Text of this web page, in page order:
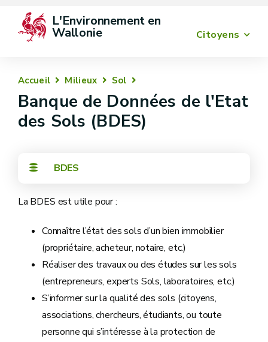
Citoyens
L'Environnement en
Wallonie
Accueil Milieux Sol
Banque de Données de l'Etat
des Sols (BDES)
BDES
La BDES est utile pour :
Connaître l’état des sols d’un bien immobilier
(propriétaire, acheteur, notaire, etc.)
Réaliser des travaux ou des études sur les sols
(entrepreneurs, experts Sols, laboratoires, etc.)
S’informer sur la qualité des sols (citoyens,
associations, chercheurs, étudiants, ou toute
personne qui s’intéresse à la protection de